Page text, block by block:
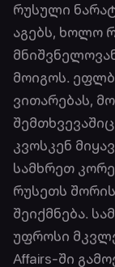
რუსული
აგებს, ხოლო
მოიგოს.
ვითარებას,
კვოსკენ
სამხრეთ
რუსეთს
შეიქმნება.
უფროსი
Affairs-ში